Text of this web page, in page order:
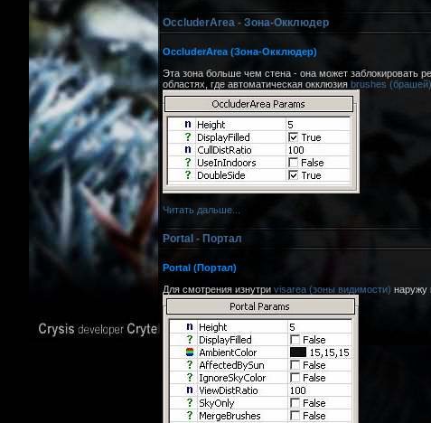
OccluderArea - Зона-Окклюдeр
OccluderArea (Зона-Окклюдeр)
Эта зона больше чем стена - она может заблокировать
областях, где автоматическая окклюзия brushes (брашей)
Читать дальше...
Portal - Портал
Portal (Портал)
Для смотрения изнутри visarea (зоны видимости) наружу